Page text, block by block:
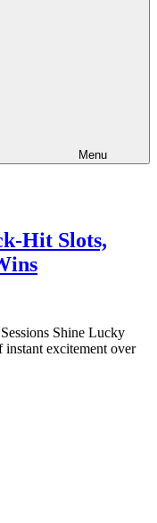
Menu
Slots,
Shine Lucky
excitement over